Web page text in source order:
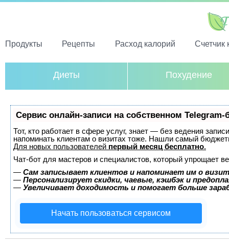
Продукты Рецепты Расход калорий Счетчик
Диеты Похудение
Сервис онлайн-записи на собственном Telegram-
Тот, кто работает в сфере услуг, знает — без ведения
напоминать клиентам о визитах тоже. Нашли самый
Для новых пользователей первый месяц бесплатно.
Чат-бот для мастеров и специалистов, который упрощает
— Сам записывает клиентов и напоминает им о
— Персонализирует скидки, чаевые, кэшбэк и
— Увеличивает доходимость и помогает больше
Начать пользоваться сервисом